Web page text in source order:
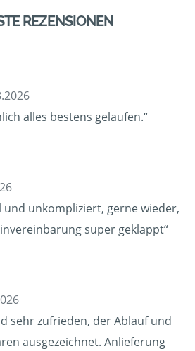
REZENSIONEN
alles bestens gelaufen.“
und unkompliziert, gerne wieder,
super geklappt“
sehr zufrieden, der Ablauf und
ausgezeichnet. Anlieferung